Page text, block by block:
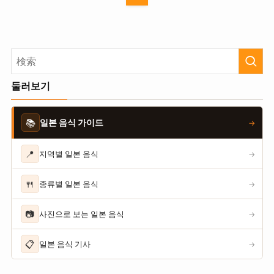
둘러보기
📚 일본 음식 가이드 →
📍 지역별 일본 음식 →
🍴 종류별 일본 음식 →
📷 사진으로 보는 일본 음식 →
📋 일본 음식 기사 →